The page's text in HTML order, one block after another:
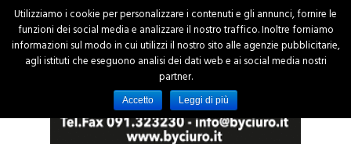
Utilizziamo i cookie per personalizzare i contenuti e gli annunci, fornire le
funzioni dei social media e analizzare il nostro traffico. Inoltre forniamo
informazioni sul modo in cui utilizzi il nostro sito alle agenzie pubblicitarie,
agli istituti che eseguono analisi dei dati web e ai social media nostri
partner.
Accetto Leggi di più